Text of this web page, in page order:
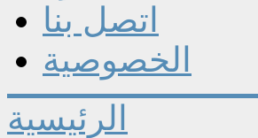
اتصل بنا
الخصوصية
الرئيسية